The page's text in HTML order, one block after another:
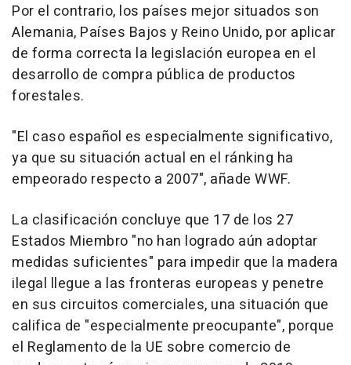
Por el contrario, los países mejor situados son
Alemania, Países Bajos y Reino Unido, por aplicar
de forma correcta la legislación europea en el
desarrollo de compra pública de productos
forestales.
"El caso español es especialmente significativo,
ya que su situación actual en el ránking ha
empeorado respecto a 2007", añade WWF.
La clasificación concluye que 17 de los 27
Estados Miembro "no han logrado aún adoptar
medidas suficientes" para impedir que la madera
ilegal llegue a las fronteras europeas y penetre
en sus circuitos comerciales, una situación que
califica de "especialmente preocupante", porque
el Reglamento de la UE sobre comercio de